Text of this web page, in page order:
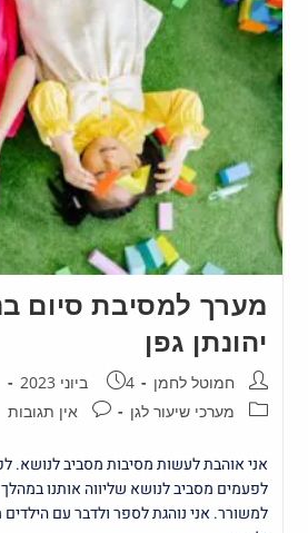
מערך למסיבת סיום
יהונתן גפן
חמוטל לחמן
4 ביוני 2023
מערכי שיעור לגן
אין תגובות
אני אוהבת לעשות מסיבות מסביב לנושא.
לפעמים מסביב לנושא שליווה אותנו
למשורר. אני נוהגת לספר ולדבר עם